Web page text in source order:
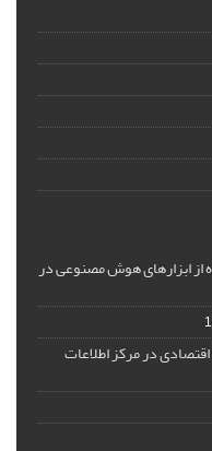
از ابزارهای هوش مصنوعی در
در مرکز اطلاعات